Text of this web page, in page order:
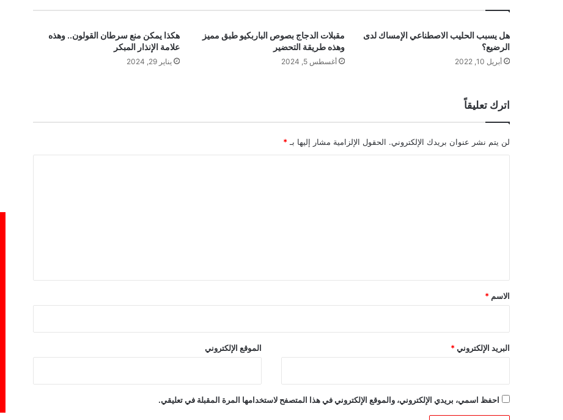
هل يسبب الحليب الاصطناعي الإمساك لدى
الرضيع؟
أبريل 10, 2022
مقبلات الدجاج بصوص الباربكيو طبق مميز
وهذه طريقة التحضير
أغسطس 5, 2024
هكذا يمكن منع سرطان القولون.. وهذه
علامة الإنذار المبكر
يناير 29, 2024
اترك تعليقاً
لن يتم نشر عنوان بريدك الإلكتروني. الحقول الإلزامية مشار إليها بـ *
*
الاسم *
البريد الإلكتروني * الموقع الإلكتروني
احفظ اسمي، بريدي الإلكتروني، والموقع الإلكتروني في هذا المتصفح لاستخدامها المرة المقبلة في تعليقي.